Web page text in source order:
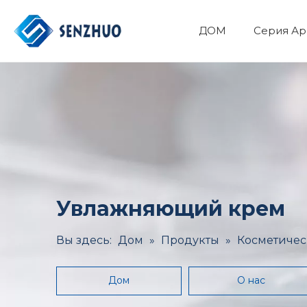
ДОМ Серия
Увлажняющий крем
Вы здесь: Дом » Продукты »
Дом О нас